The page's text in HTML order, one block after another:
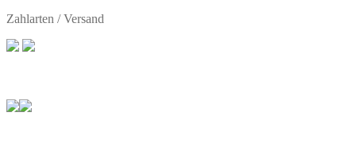
Zahlarten / Versand